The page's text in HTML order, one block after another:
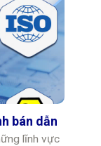
bán dẫn
lĩnh vực